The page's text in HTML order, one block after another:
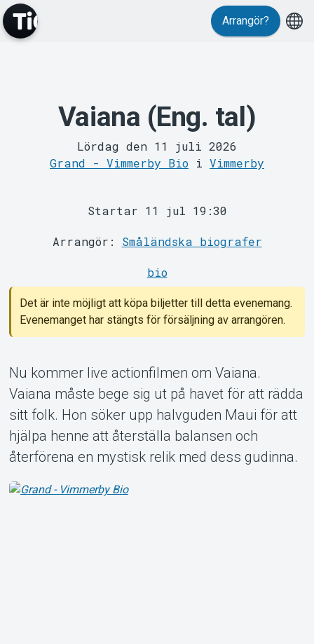
MyTickster
Om Tickster
Arrangör?
Vaiana (Eng. tal)
Lördag den 11 juli 2026
Grand - Vimmerby Bio i Vimmerby
Startar 11 jul 19:30
Arrangör: Småländska biografer
bio
Det är inte möjligt att köpa biljetter till detta evenemang.
Evenemanget har stängts för försäljning av arrangören.
Nu kommer live actionfilmen om Vaiana.
Vaiana måste bege sig ut på havet för att rädda
sitt folk. Hon söker upp halvguden Maui för att
hjälpa henne att återställa balansen och
återförena en mystisk relik med dess gudinna.